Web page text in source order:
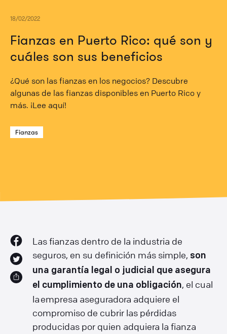
18/02/2022
Fianzas en Puerto Rico: qué son y
cuáles son sus beneficios
¿Qué son las fianzas en los negocios? Descubre
algunas de las fianzas disponibles en Puerto Rico y
más. ¡Lee aquí!
Fianzas
Las fianzas dentro de la industria de
seguros, en su definición más simple, son
una garantía legal o judicial que asegura
el cumplimiento de una obligación, el cual
la empresa aseguradora adquiere el
compromiso de cubrir las pérdidas
producidas por quien adquiera la fianza